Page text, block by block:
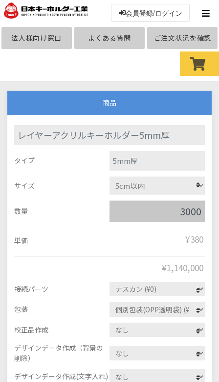
会員登録/ログイン
法人様向け窓口 よくある質問 ご注文状況を確認
商品
レイヤーアクリルキーホルダー5mm厚
タイプ 5mm厚
サイズ
数量
単価 ¥380
¥1,140,000
接続パーツ
包装
校正品作成
デザインデータ作成（背景の
削除）
デザインデータ作成(文字入れ)